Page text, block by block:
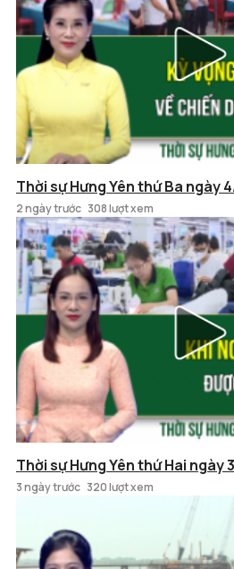
Thời sự Hưng Yên thứ Ba ngày
2 ngày trước 308 lượt xem
Thời sự Hưng Yên thứ Hai ngày
3 ngày trước 320 lượt xem